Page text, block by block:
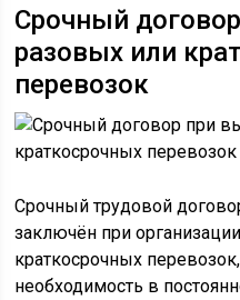
Срочный
разовых или
перевозок
Срочный трудовой
заключён при
краткосрочных перевозок,
необходимость в